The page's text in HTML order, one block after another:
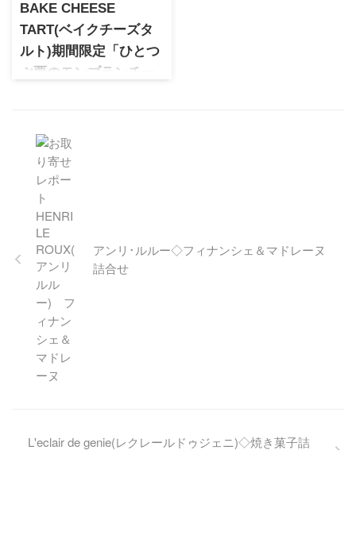
BAKE CHEESE
TART(ベイクチーズタ
ルト)期間限定「ひとつ
ぶ栗のモンブランチー
るBAKE(ベイク)のチーズタル
ト専門ブランド。11月1日〜14
日の期間限定で発売されてい
る和栗ひとつぶ使用した贅沢
過ぎるマロンタルト。チーズ
の酸味がアクセントの秋スイ
ーツです
アンリ･ルルー◇フィナンシェ＆マドレーヌ
詰合せ
L'eclair de genie(レクレールドゥジェニ)◇焼き菓子詰